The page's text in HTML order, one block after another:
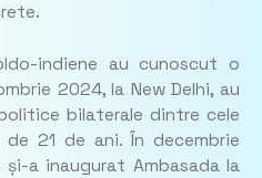
indiene au cunoscut o
2024, la New Delhi, au
bilaterale dintre cele
21 de ani. În decembrie
a inaugurat Ambasada la